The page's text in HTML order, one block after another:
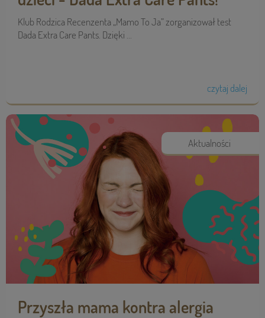
Klub Rodzica Recenzenta „Mamo To Ja” zorganizował test
Dada Extra Care Pants. Dzięki ...
czytaj dalej
Aktualności
Przyszła mama kontra alergia